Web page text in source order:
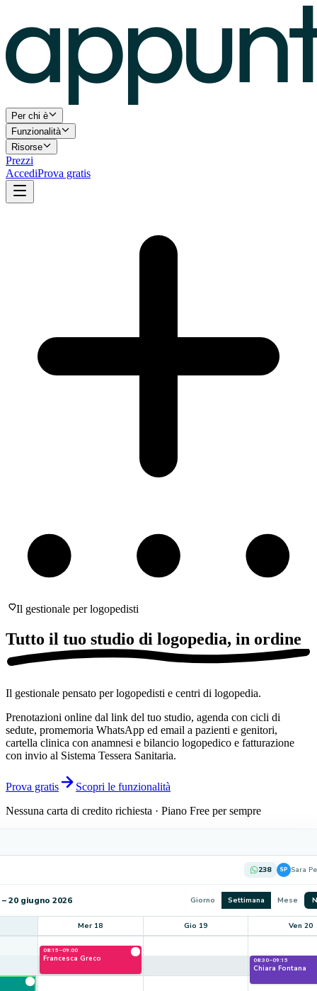
Per chi è
Funzionalità
Risorse
Prezzi
AccediProva gratis
Il gestionale per logopedisti
Tutto il tuo studio di logopedia, in ordine
Il gestionale pensato per logopedisti e centri di logopedia.
Prenotazioni online dal link del tuo studio, agenda con cicli di
sedute, promemoria WhatsApp ed email a pazienti e genitori,
cartella clinica con anamnesi e bilancio logopedico e fatturazione
con invio al Sistema Tessera Sanitaria.
Prova gratis
Scopri le funzionalità
Nessuna carta di credito richiesta · Piano Free per sempre
238 SP Sara
– 20 giugno 2026 Giorno Settimana Mese
Mer 18 Gio 19 Ven 20
08:15–09:00
Francesca Greco 08:30–09:15
Chiara Fontana